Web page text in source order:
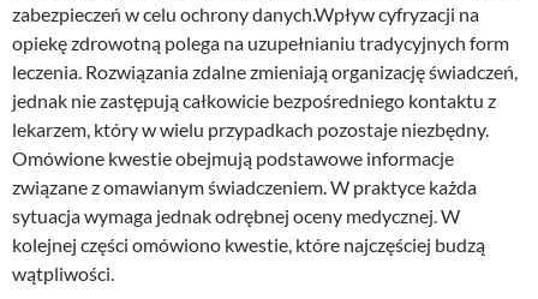
zabezpieczeń w celu ochrony danych.Wpływ cyfryzacji na
opiekę zdrowotną polega na uzupełnianiu tradycyjnych form
leczenia. Rozwiązania zdalne zmieniają organizację świadczeń,
jednak nie zastępują całkowicie bezpośredniego kontaktu z
lekarzem, który w wielu przypadkach pozostaje niezbędny.
Omówione kwestie obejmują podstawowe informacje
związane z omawianym świadczeniem. W praktyce każda
sytuacja wymaga jednak odrębnej oceny medycznej. W
kolejnej części omówiono kwestie, które najczęściej budzą
wątpliwości.